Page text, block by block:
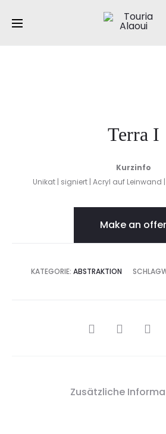
Startseite Abstraktion Terra I
Terra I
Kurzinfo
Unikat | signiert | Acryl auf Leinwand |
Make an offer
KATEGORIE: ABSTRAKTION
SHARE
Zusätzliche